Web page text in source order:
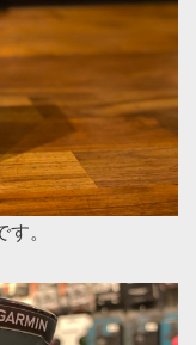
。